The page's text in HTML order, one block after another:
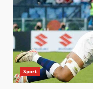
Sport